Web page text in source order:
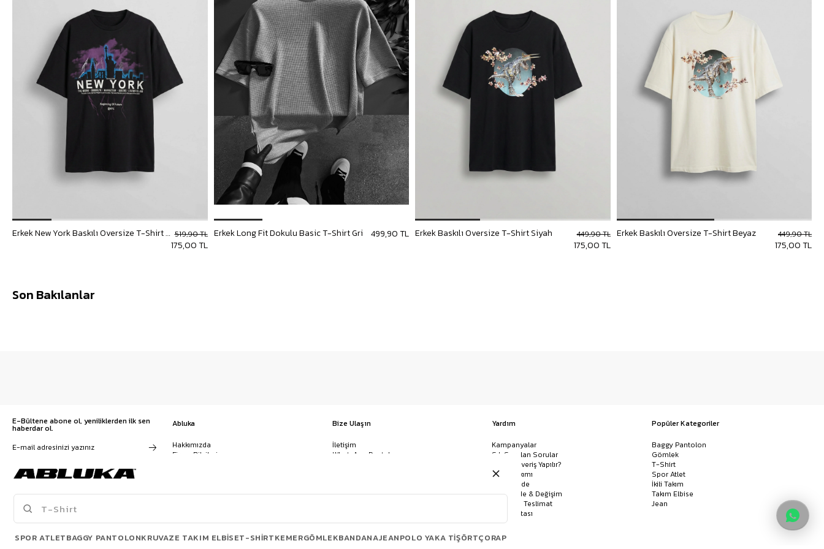
Erkek New York Baskılı Oversize T-Shirt Siyah
175,00 TL
519,90 TL Erkek Long Fit Dokulu Basic T-Shirt Gri 499,90 TL Erkek Baskılı Oversize T-Shirt Siyah
175,00 TL
449,90 TL Erkek Baskılı Oversize T-Shirt Beyaz
175,00 TL
449,90 TL
Son Bakılanlar
E-Bültene abone ol, yeniliklerden ilk sen
haberdar ol.
Kampanyalar, ürünler ve
değişiklikler hakkında e-mail ve
buradan ulaşabilirsin
Abluka
Hakkımızda
Firma Bilgileri
Sözleşmeler
Bize Ulaşın
İletişim
WhatsApp Destek
Havale/EFT ve Kapıda Ödeme
Yardım
Kampanyalar
Sık Sorulan Sorular
Nasıl Alışveriş Yapılır?
Giysi Bakımı
İptal & İade
Kolay İade & Değişim
Kargo ve Teslimat
Site Haritası
Popüler Kategoriler
Baggy Pantolon
Gömlek
T-Shirt
Spor Atlet
İkili Takım
Takım Elbise
Jean
SPOR ATLETBAGGY PANTOLONKRUVAZE TAKIM ELBISET-SHIRTKEMERGÖMLEKBANDANAJEANPOLO YAKA TIŞÖRTÇORAP